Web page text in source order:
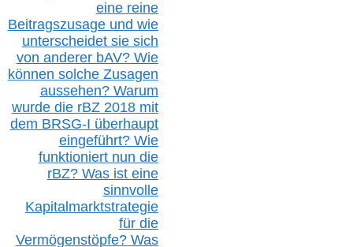
eine reine
Beitragszusage und wie
unterscheidet sie sich
von anderer bAV? Wie
können solche Zusagen
aussehen? Warum
wurde die rBZ2018 mit
dem BRSG-I überhaupt
eingeführt? Wie
funktioniert nun die
rBZ? Was ist eine
sinnvolle
Kapitalmarktstrategie
für die
Vermögenstöpfe? Was